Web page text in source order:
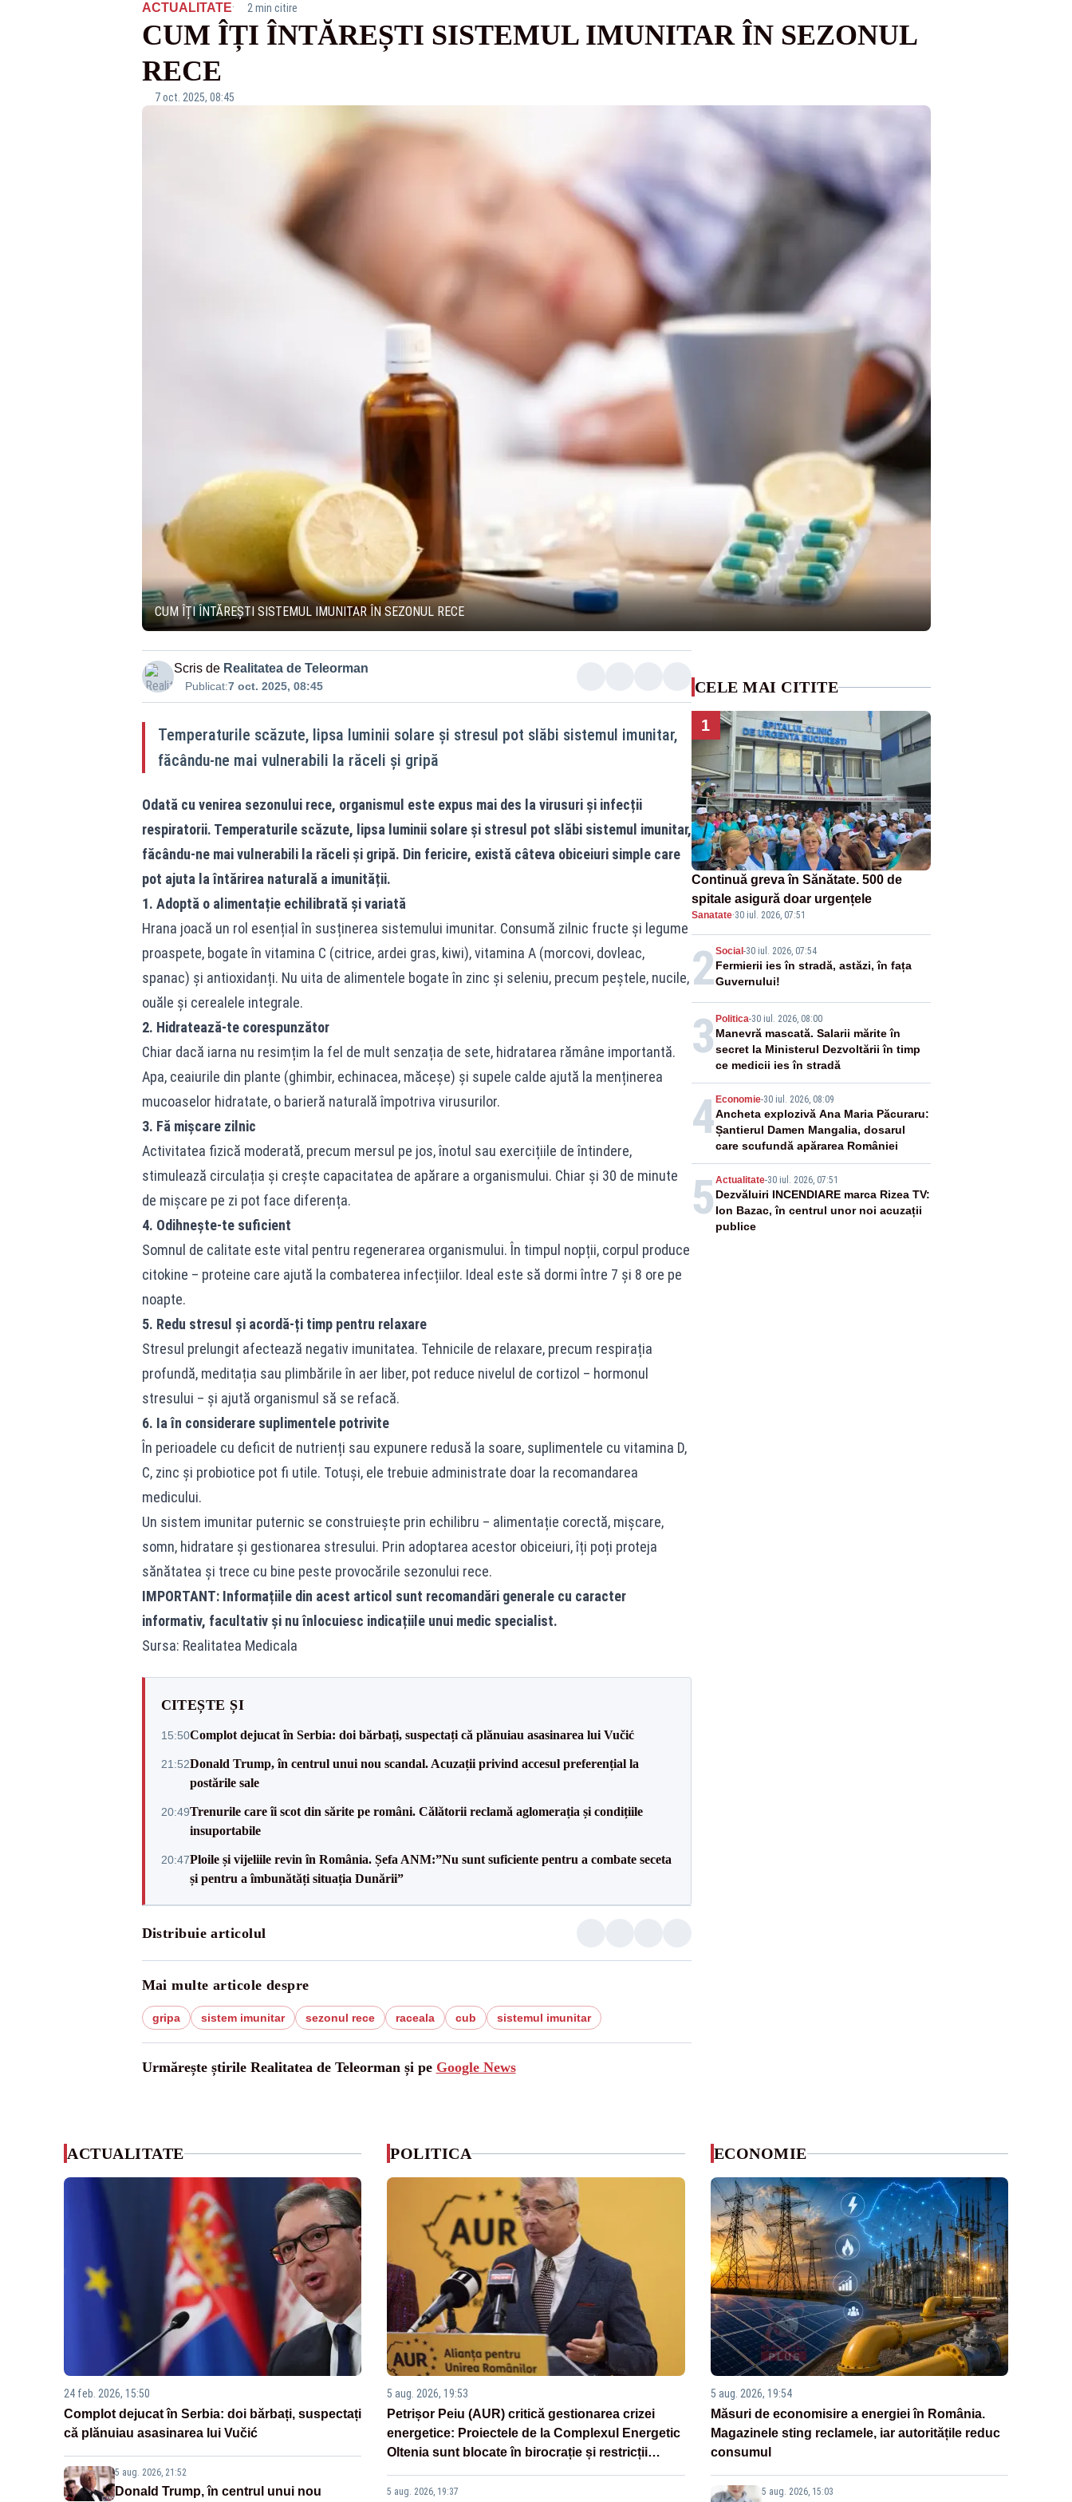
ACTUALITATE· 2 min citire
CUM ÎȚI ÎNTĂREȘTI SISTEMUL IMUNITAR ÎN SEZONUL
RECE
7 oct. 2025, 08:45
CUM ÎȚI ÎNTĂREȘTI SISTEMUL IMUNITAR ÎN SEZONUL RECE
Scris de Realitatea de Teleorman
Publicat:7 oct. 2025, 08:45
Temperaturile scăzute, lipsa luminii solare și stresul pot slăbi sistemul imunitar,
făcându-ne mai vulnerabili la răceli și gripă
Odată cu venirea sezonului rece, organismul este expus mai des la virusuri și infecții
respiratorii. Temperaturile scăzute, lipsa luminii solare și stresul pot slăbi sistemul imunitar,
făcându-ne mai vulnerabili la răceli și gripă. Din fericire, există câteva obiceiuri simple care
pot ajuta la întărirea naturală a imunității.
1. Adoptă o alimentație echilibrată și variată
Hrana joacă un rol esențial în susținerea sistemului imunitar. Consumă zilnic fructe și legume
proaspete, bogate în vitamina C (citrice, ardei gras, kiwi), vitamina A (morcovi, dovleac,
spanac) și antioxidanți. Nu uita de alimentele bogate în zinc și seleniu, precum peștele, nucile,
ouăle și cerealele integrale.
2. Hidratează-te corespunzător
Chiar dacă iarna nu resimțim la fel de mult senzația de sete, hidratarea rămâne importantă.
Apa, ceaiurile din plante (ghimbir, echinacea, măceșe) și supele calde ajută la menținerea
mucoaselor hidratate, o barieră naturală împotriva virusurilor.
3. Fă mișcare zilnic
Activitatea fizică moderată, precum mersul pe jos, înotul sau exercițiile de întindere,
stimulează circulația și crește capacitatea de apărare a organismului. Chiar și 30 de minute
de mișcare pe zi pot face diferența.
4. Odihnește-te suficient
Somnul de calitate este vital pentru regenerarea organismului. În timpul nopții, corpul produce
citokine – proteine care ajută la combaterea infecțiilor. Ideal este să dormi între 7 și 8 ore pe
noapte.
5. Redu stresul și acordă-ți timp pentru relaxare
Stresul prelungit afectează negativ imunitatea. Tehnicile de relaxare, precum respirația
profundă, meditația sau plimbările în aer liber, pot reduce nivelul de cortizol – hormonul
stresului – și ajută organismul să se refacă.
6. Ia în considerare suplimentele potrivite
În perioadele cu deficit de nutrienți sau expunere redusă la soare, suplimentele cu vitamina D,
C, zinc și probiotice pot fi utile. Totuși, ele trebuie administrate doar la recomandarea
medicului.
Un sistem imunitar puternic se construiește prin echilibru – alimentație corectă, mișcare,
somn, hidratare și gestionarea stresului. Prin adoptarea acestor obiceiuri, îți poți proteja
sănătatea și trece cu bine peste provocările sezonului rece.
IMPORTANT: Informațiile din acest articol sunt recomandări generale cu caracter
informativ, facultativ și nu înlocuiesc indicațiile unui medic specialist.
Sursa: Realitatea Medicala
CITEȘTE ȘI
15:50Complot dejucat în Serbia: doi bărbați, suspectați că plănuiau asasinarea lui Vučić
21:52Donald Trump, în centrul unui nou scandal. Acuzații privind accesul preferențial la
postările sale
20:49Trenurile care îi scot din sărite pe români. Călătorii reclamă aglomerația și condițiile
insuportabile
20:47Ploile și vijeliile revin în România. Șefa ANM:”Nu sunt suficiente pentru a combate seceta
și pentru a îmbunătăți situația Dunării”
Distribuie articolul
Mai multe articole despre
gripa sistem imunitar sezonul rece raceala cub sistemul imunitar
Urmărește știrile Realitatea de Teleorman și pe Google News
CELE MAI CITITE
1
Continuă greva în Sănătate. 500 de
spitale asigură doar urgențele
Sanatate·30 iul. 2026, 07:51
2Social -30 iul. 2026, 07:54
Fermierii ies în stradă, astăzi, în fața
Guvernului!
3 Politica-30 iul. 2026, 08:00
Manevră mascată. Salarii mărite în
secret la Ministerul Dezvoltării în timp
ce medicii ies în stradă
4 Economie-30 iul. 2026, 08:09
Ancheta explozivă Ana Maria Păcuraru:
Șantierul Damen Mangalia, dosarul
care scufundă apărarea României
5 Actualitate-30 iul. 2026, 07:51
Dezvăluiri INCENDIARE marca Rizea TV:
Ion Bazac, în centrul unor noi acuzații
publice
ACTUALITATE
24 feb. 2026, 15:50
Complot dejucat în Serbia: doi bărbați, suspectați
că plănuiau asasinarea lui Vučić
5 aug. 2026, 21:52
Donald Trump, în centrul unui nou
POLITICA
5 aug. 2026, 19:53
Petrișor Peiu (AUR) critică gestionarea crizei
energetice: Proiectele de la Complexul Energetic
Oltenia sunt blocate în birocrație și restricții
5 aug. 2026, 19:37
ECONOMIE
5 aug. 2026, 19:54
Măsuri de economisire a energiei în România.
Magazinele sting reclamele, iar autoritățile reduc
consumul
5 aug. 2026, 15:03